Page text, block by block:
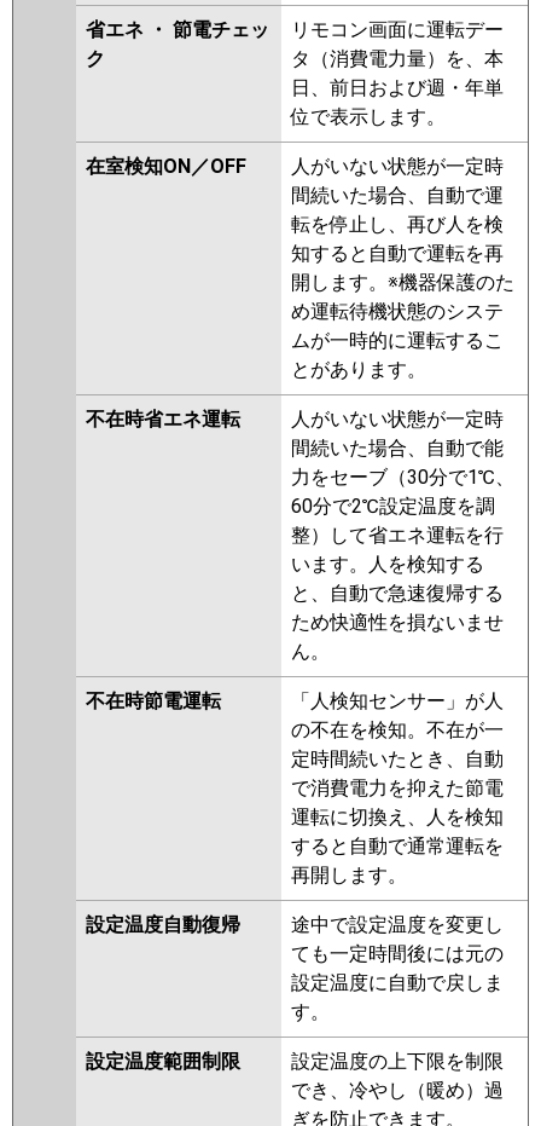
省エネ ・ 節電チェッ
ク
リモコン画面に運転デー
タ（消費電力量）を、本
日、前日および週・年単
位で表示します。
在室検知ON／OFF
人がいない状態が一定時
間続いた場合、自動で運
転を停止し、再び人を検
知すると自動で運転を再
開します。※機器保護のた
め運転待機状態のシステ
ムが一時的に運転するこ
とがあります。
不在時省エネ運転
人がいない状態が一定時
間続いた場合、自動で能
力をセーブ（30分で1℃、
60分で2℃設定温度を調
整）して省エネ運転を行
います。人を検知する
と、自動で急速復帰する
ため快適性を損ないませ
ん。
不在時節電運転
「人検知センサー」が人
の不在を検知。不在が一
定時間続いたとき、自動
で消費電力を抑えた節電
運転に切換え、人を検知
すると自動で通常運転を
再開します。
設定温度自動復帰
途中で設定温度を変更し
ても一定時間後には元の
設定温度に自動で戻しま
す。
設定温度範囲制限
設定温度の上下限を制限
でき、冷やし（暖め）過
ぎを防止できます。